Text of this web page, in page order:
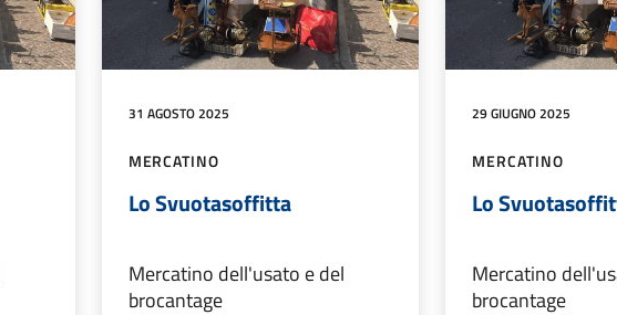
31 AGOSTO 2025
MERCATINO
Lo Svuotasoffitta
Mercatino dell'usato e del
brocantage
29 GIUGNO 2025
MERCATINO
Lo
Mercatino
brocantage